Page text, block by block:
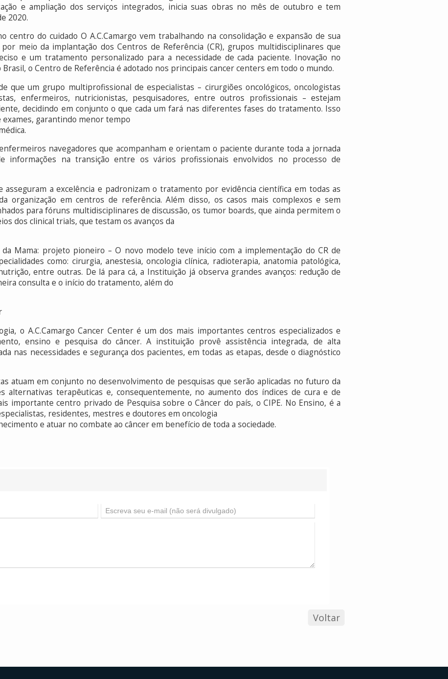
e ampliação dos serviços integrados, inicia suas obras no mês de outubro e tem
2020.
centro do cuidado O A.C.Camargo vem trabalhando na consolidação e expansão de sua
meio da implantação dos Centros de Referência (CR), grupos multidisciplinares que
e um tratamento personalizado para a necessidade de cada paciente. Inovação no
o Centro de Referência é adotado nos principais cancer centers em todo o mundo.
que um grupo multiprofissional de especialistas – cirurgiões oncológicos, oncologistas
enfermeiros, nutricionistas, pesquisadores, entre outros profissionais – estejam
decidindo em conjunto o que cada um fará nas diferentes fases do tratamento. Isso
garantindo menor tempo
navegadores que acompanham e orientam o paciente durante toda a jornada
informações na transição entre os vários profissionais envolvidos no processo de
asseguram a excelência e padronizam o tratamento por evidência científica em todas as
organização em centros de referência. Além disso, os casos mais complexos e sem
para fóruns multidisciplinares de discussão, os tumor boards, que ainda permitem o
dos clinical trials, que testam os avanços da
Mama: projeto pioneiro – O novo modelo teve início com a implementação do CR de
como: cirurgia, anestesia, oncologia clínica, radioterapia, anatomia patológica,
entre outras. De lá para cá, a Instituição já observa grandes avanços: redução de
consulta e o início do tratamento, além do
o A.C.Camargo Cancer Center é um dos mais importantes centros especializados e
ensino e pesquisa do câncer. A instituição provê assistência integrada, de alta
nas necessidades e segurança dos pacientes, em todas as etapas, desde o diagnóstico
atuam em conjunto no desenvolvimento de pesquisas que serão aplicadas no futuro da
alternativas terapêuticas e, consequentemente, no aumento dos índices de cura e de
importante centro privado de Pesquisa sobre o Câncer do país, o CIPE. No Ensino, é a
residentes, mestres e doutores em oncologia
e atuar no combate ao câncer em benefício de toda a sociedade.
Voltar